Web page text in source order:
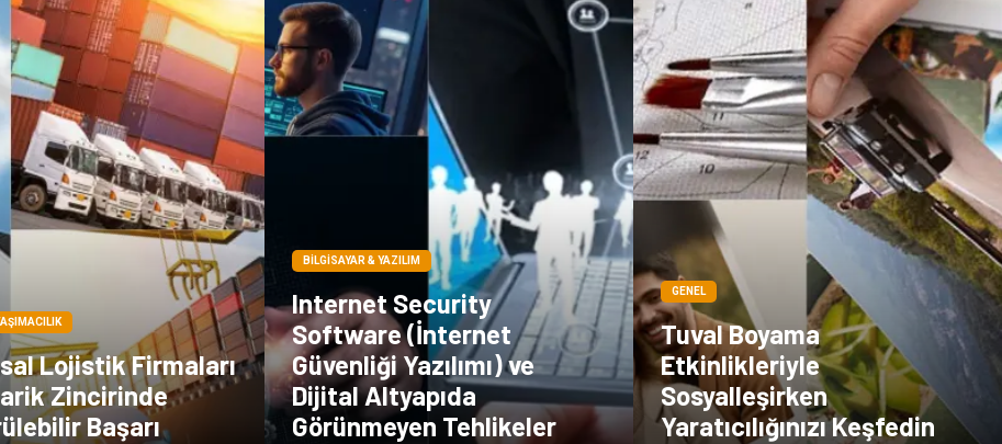
Dernekler ve
Birlikler
Kiralama
Servisleri
Telekomünikasyon
Tarım &
Hayvancılık
Periyodik Kontrol Spor Malzemeleri
Lojistik Firmaları
Zincirinde
Başarı
BILGISAYAR & YAZILIM
Internet Security
Software (İnternet
Güvenliği Yazılımı) ve
Dijital Altyapıda
Görünmeyen Tehlikeler
GENEL
Tuval Boyama
Etkinlikleriyle
Sosyalleşirken
Yaratıcılığınızı Keşfedin